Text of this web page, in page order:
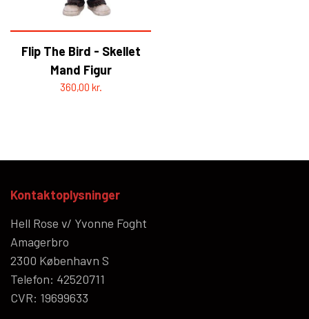
Flip The Bird - Skellet
Mand Figur
360,00 kr.
Kontaktoplysninger
Hell Rose v/ Yvonne Foght
Amagerbro
2300 København S
Telefon: 42520711
CVR: 19699633